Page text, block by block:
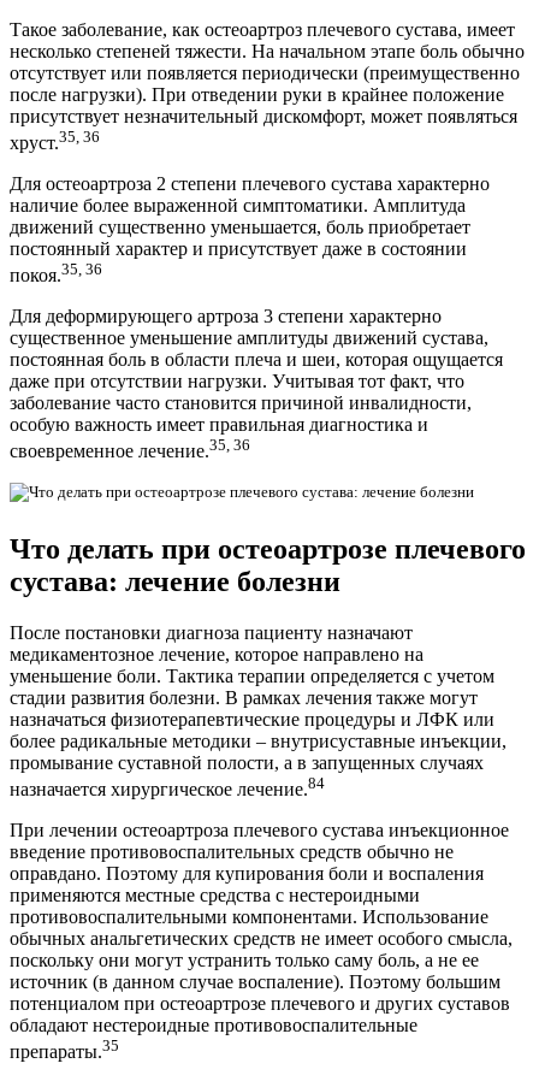
Такое заболевание, как остеоартроз плечевого сустава, имеет
несколько степеней тяжести. На начальном этапе боль обычно
отсутствует или появляется периодически (преимущественно
после нагрузки). При отведении руки в крайнее положение
присутствует незначительный дискомфорт, может появляться
хруст.35, 36
Для остеоартроза 2 степени плечевого сустава характерно
наличие более выраженной симптоматики. Амплитуда
движений существенно уменьшается, боль приобретает
постоянный характер и присутствует даже в состоянии
покоя.35, 36
Для деформирующего артроза 3 степени характерно
существенное уменьшение амплитуды движений сустава,
постоянная боль в области плеча и шеи, которая ощущается
даже при отсутствии нагрузки. Учитывая тот факт, что
заболевание часто становится причиной инвалидности,
особую важность имеет правильная диагностика и
своевременное лечение.35, 36
Что делать при остеоартрозе плечевого
сустава: лечение болезни
После постановки диагноза пациенту назначают
медикаментозное лечение, которое направлено на
уменьшение боли. Тактика терапии определяется с учетом
стадии развития болезни. В рамках лечения также могут
назначаться физиотерапевтические процедуры и ЛФК или
более радикальные методики – внутрисуставные инъекции,
промывание суставной полости, а в запущенных случаях
назначается хирургическое лечение.84
При лечении остеоартроза плечевого сустава инъекционное
введение противовоспалительных средств обычно не
оправдано. Поэтому для купирования боли и воспаления
применяются местные средства с нестероидными
противовоспалительными компонентами. Использование
обычных анальгетических средств не имеет особого смысла,
поскольку они могут устранить только саму боль, а не ее
источник (в данном случае воспаление). Поэтому большим
потенциалом при остеоартрозе плечевого и других суставов
обладают нестероидные противовоспалительные
препараты.35